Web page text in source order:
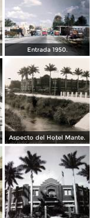
Entrada 1950.
Aspecto del Hotel Mante.